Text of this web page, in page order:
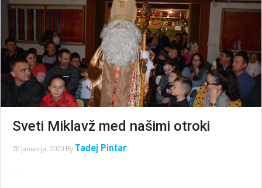
Sveti Miklavž med našimi otroki
20 januarja, 2020 By Tadej Pintar
...